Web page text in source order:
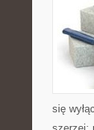
się